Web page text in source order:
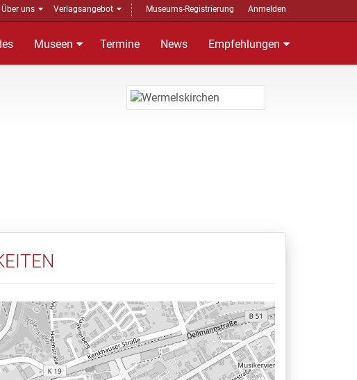
Über uns Verlagsangebot Museums-Registrierung Anmelden
Museen Termine News Empfehlungen